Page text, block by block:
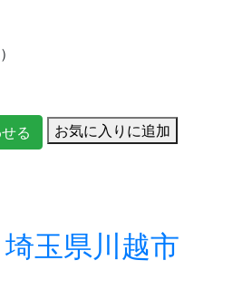
る
お気に入りに追加
玉県川越市